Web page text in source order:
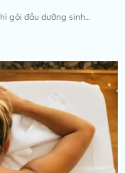
gội đầu dưỡng sinh...